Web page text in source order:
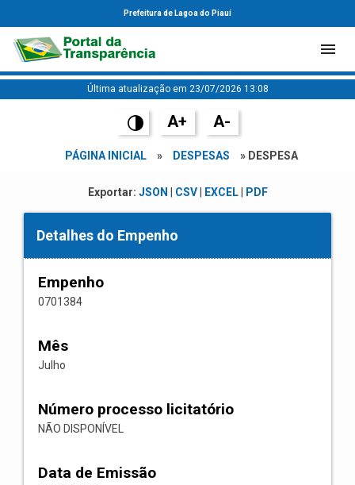
Prefeitura de Lagoa do Piauí
Última atualização em 23/07/2026 13:08
A+ A-
PÁGINA INICIAL » DESPESAS » DESPESA
Exportar: JSON CSV| EXCEL| PDF
Detalhes do Empenho
Empenho
0701384
Mês
Julho
Número processo licitatório
NÃO DISPONÍVEL
Data de Emissão